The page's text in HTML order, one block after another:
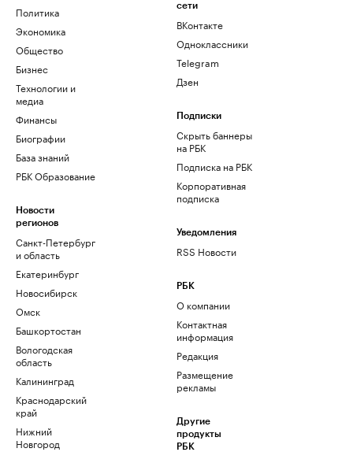
Политика
Экономика
Общество
Бизнес
Технологии и
медиа
Финансы
Биографии
База знаний
РБК Образование
Новости
регионов
Санкт-Петербург
и область
Екатеринбург
Новосибирск
Омск
Башкортостан
Вологодская
область
Калининград
Краснодарский
край
Нижний
Новгород
сети
ВКонтакте
Одноклассники
Telegram
Дзен
Подписки
Скрыть баннеры
на РБК
Подписка на РБК
Корпоративная
подписка
Уведомления
RSS Новости
РБК
О компании
Контактная
информация
Редакция
Размещение
рекламы
Другие
продукты
РБК